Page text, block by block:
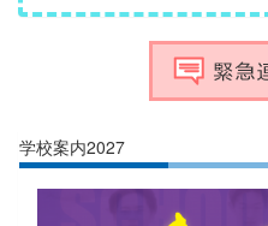
学校案内2027